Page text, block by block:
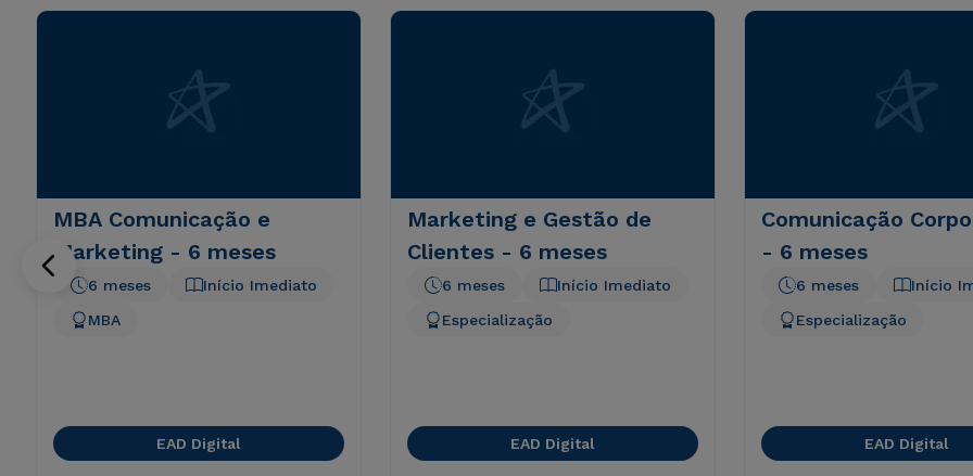
MBA Comunicação e
Marketing - 6 meses
Início Imediato
6 meses
MBA
EAD Digital
Marketing e Gestão de
Clientes - 6 meses
Início Imediato
6 meses
Especialização
EAD Digital
Comunicação
- 6 meses
Início
6 meses
Especialização
EAD Digital